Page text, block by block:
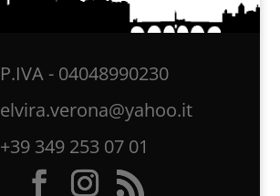
P.IVA - 04048990230
elvira.verona@yahoo.it
+39 349 253 07 01